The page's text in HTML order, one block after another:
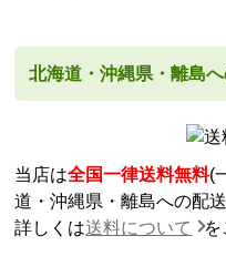
北海道・沖縄県・離島
当店は全国一律送料無料(
道・沖縄県・離島への配
詳しくは送料について を